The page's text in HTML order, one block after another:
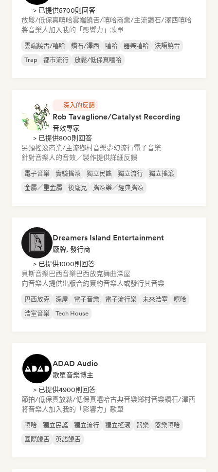
> 已提供5700則回答
放鬆/低保真嘻哈雲端饒舌/嘻哈商業/主流鑽石/澤西嘻哈
將音樂人加入我的「影響力」歌單
雲端饒舌/嘻哈 鑽石/澤西 嘻哈 器樂嘻哈
法語饒舌
Trap
都市流行 放鬆/低保真嘻哈
深入的反饋
Rob Tavaglione/Catalyst Recording
音效專家
> 已提供800則回答
另類搖滾商業/主流鄉村音樂夢幻流行電子音樂
針對音樂人的音效／製作提供詳細反饋
電子音樂 實驗搖滾 獨立民謠 獨立流行
獨立搖滾
金屬／重金屬
後龐克 搖滾樂／經典搖滾
Dreamers Island Entertainment
廠牌, 發行商
> 已提供1000則回答
貝斯音樂巴西音樂巴西放克舞曲深屋
向音樂人提供出版合約簽約音樂人或發行其音樂
巴西放克 深屋 電子音樂 電子流行樂 未來浩室
嘻哈
浩室音樂
Tech House
ADAD Audio
歌單音樂博主
> 已提供4900則回答
節拍/低保真放鬆/低保真嘻哈古典音樂鄉村音樂鑽石/澤西
將音樂人加入我的「影響力」歌單
嘻哈 獨立民謠 獨立流行 獨立搖滾 器樂
器樂嘻哈
國際饒舌
英語饒舌